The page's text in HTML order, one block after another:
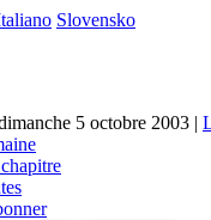
Slovensko
5 octobre 2003 |